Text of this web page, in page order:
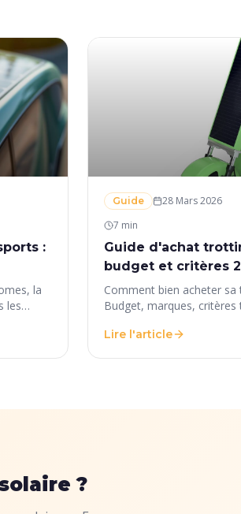
:
la
les
Guide
28 Mars 2026
7 min
Guide d'achat
budget et critères
Comment bien acheter
Budget, marques, critères
Lire l'article
?